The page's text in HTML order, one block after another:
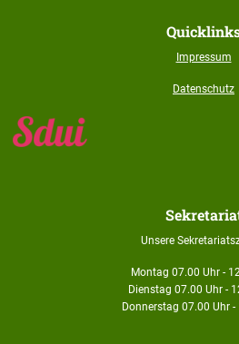
Impressum
Datenschutz
Unsere
Montag 07.00 Uhr -
Dienstag 07.00 Uhr -
Donnerstag 07.00 Uhr -